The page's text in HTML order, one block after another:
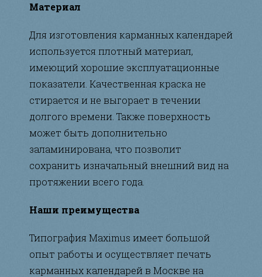
Материал
Для изготовления карманных календарей
используется плотный материал,
имеющий хорошие эксплуатационные
показатели. Качественная краска не
стирается и не выгорает в течении
долгого времени. Также поверхность
может быть дополнительно
заламинирована, что позволит
сохранить изначальный внешний вид на
протяжении всего года.
Наши преимущества
Типография Maximus имеет большой
опыт работы и осуществляет печать
карманных календарей в Москве на